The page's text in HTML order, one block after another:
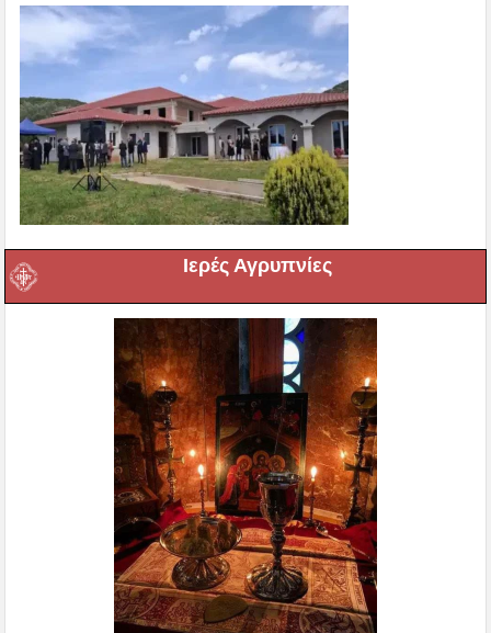
Ιερές Αγρυπνίες